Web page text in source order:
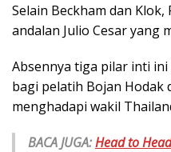
Selain Beckham dan
andalan Julio Cesar yang
Absennya tiga pilar inti
bagi pelatih Bojan Hodak
menghadapi wakil
BACA JUGA:Head to